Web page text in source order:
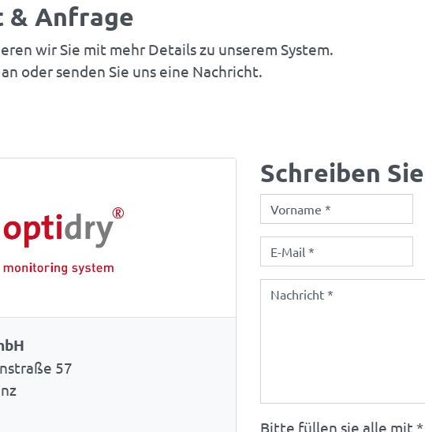
& Anfrage
wir Sie mit mehr Details zu unserem System.
oder senden Sie uns eine Nachricht.
57
Schreiben
Bitte füllen sie alle mit